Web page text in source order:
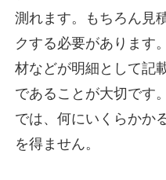
測れます。もちろん見
クする必要があります
材などが明細として記
であることが大切です
では、何にいくらかか
を得ません。